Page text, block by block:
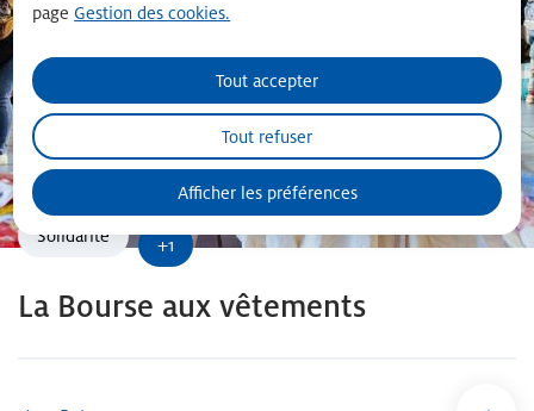
page Gestion des cookies.
Afficher les préférences
Tout accepter
Tout refuser
Solidarité +1
La Bourse aux vêtements